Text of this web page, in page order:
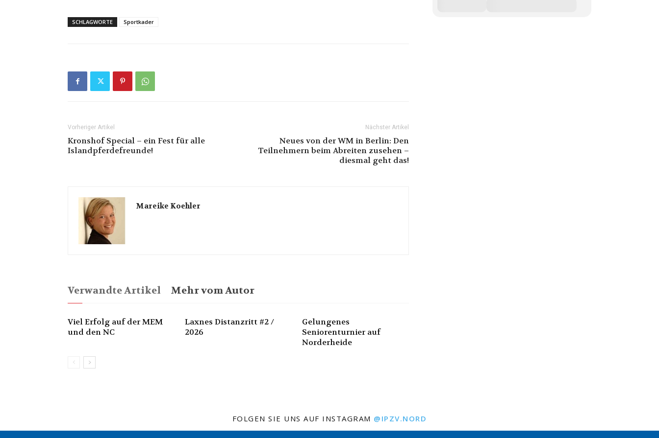
SCHLAGWORTE Sportkader
Vorheriger Artikel
Kronshof Special – ein Fest für alle
Islandpferdefreunde!
Nächster Artikel
Neues von der WM in Berlin: Den
Teilnehmern beim Abreiten zusehen –
diesmal geht das!
Mareike Koehler
Verwandte Artikel Mehr vom Autor
Viel Erfolg auf der MEM
und den NC
Laxnes Distanzritt #2 /
2026
Gelungenes
Seniorenturnier auf
Norderheide
FOLGEN SIE UNS AUF INSTAGRAM @IPZV.NORD